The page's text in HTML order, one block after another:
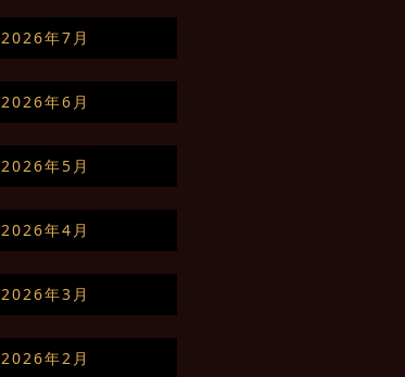
2026年7月
2026年6月
2026年5月
2026年4月
2026年3月
2026年2月